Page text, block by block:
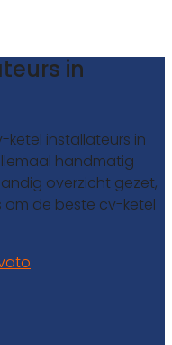
in
ketel installateurs in
handmatig
overzicht gezet,
om de beste cv-ketel